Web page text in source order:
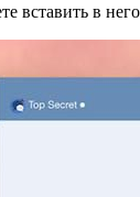
вставить в